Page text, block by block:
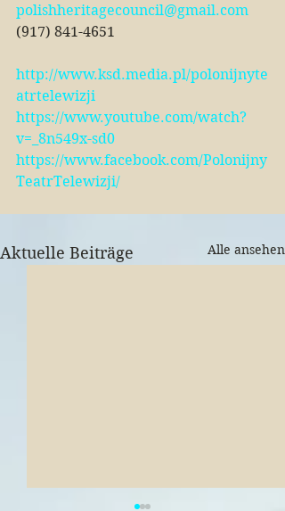
polishheritagecouncil@gmail.com
(917) 841-4651
http://www.ksd.media.pl/polonijnyte
atrtelewizji
https://www.youtube.com/watch?
v=_8n549x-sd0
https://www.facebook.com/Polonijny
TeatrTelewizji/
Aktuelle Beiträge Alle ansehen